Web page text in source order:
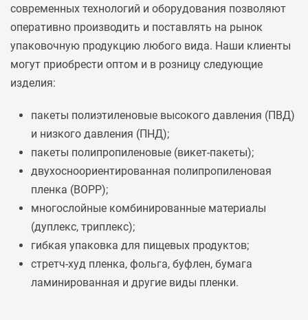
современных технологий и оборудования позволяют
оперативно производить и поставлять на рынок
упаковочную продукцию любого вида. Наши клиенты
могут приобрести оптом и в розницу следующие
изделия:
пакеты полиэтиленовые высокого давления (ПВД)
и низкого давления (ПНД);
пакеты полипропиленовые (викет-пакеты);
двухосноориентированная полипропиленовая
пленка (ВОРР);
многослойные комбинированные материалы
(дуплекс, триплекс);
гибкая упаковка для пищевых продуктов;
стретч-худ пленка, фольга, буфлен, бумага
ламинированная и другие виды пленки.